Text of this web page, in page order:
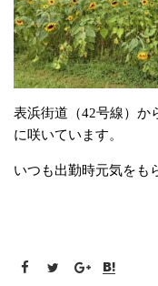
表浜街道（42号線）か
に咲いています。
いつも出勤時元気をも